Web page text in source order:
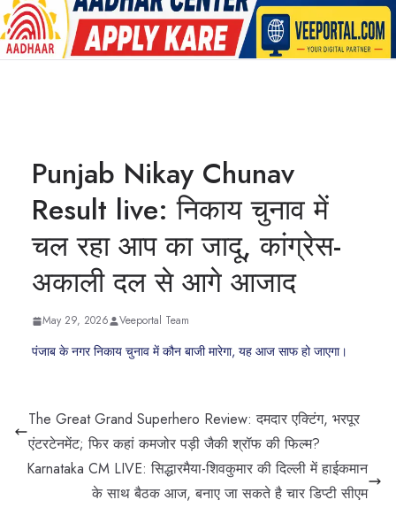
Punjab Nikay Chunav
Result live: निकाय चुनाव में
चल रहा आप का जादू, कांग्रेस-
अकाली दल से आगे आजाद
May 29, 2026 Veeportal Team
पंजाब के नगर निकाय चुनाव में कौन बाजी मारेगा, यह आज साफ हो जाएगा।
The Great Grand Superhero Review: दमदार एक्टिंग, भरपूर
एंटरटेनमेंट; फिर कहां कमजोर पड़ी जैकी श्रॉफ की फिल्म?
Karnataka CM LIVE: सिद्धारमैया-शिवकुमार की दिल्ली में हाईकमान
के साथ बैठक आज, बनाए जा सकते है चार डिप्टी सीएम